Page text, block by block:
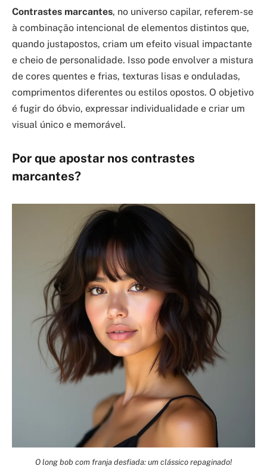
Contrastes marcantes, no universo capilar, referem-se
à combinação intencional de elementos distintos que,
quando justapostos, criam um efeito visual impactante
e cheio de personalidade. Isso pode envolver a mistura
de cores quentes e frias, texturas lisas e onduladas,
comprimentos diferentes ou estilos opostos. O objetivo
é fugir do óbvio, expressar individualidade e criar um
visual único e memorável.
Por que apostar nos contrastes
marcantes?
O long bob com franja desfiada: um clássico repaginado!